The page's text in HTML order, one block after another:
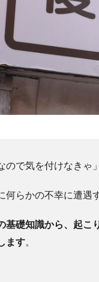
ので気を付けなきゃ
何らかの不幸に遭遇
基礎知識から、起こ
ます。